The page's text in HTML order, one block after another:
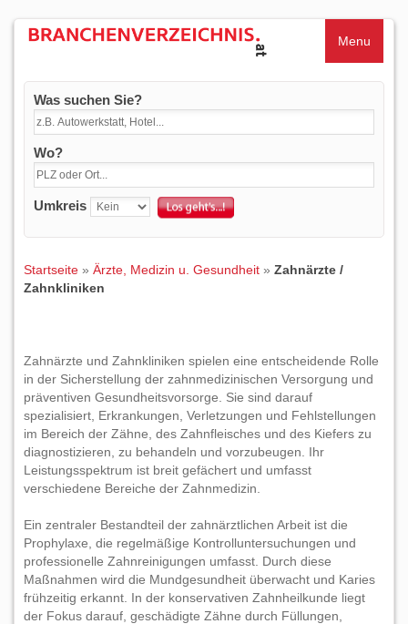
Menu
Was suchen Sie?
Wo?
Umkreis
Startseite » Ärzte, Medizin u. Gesundheit » Zahnärzte /
Zahnkliniken
Zahnärzte und Zahnkliniken spielen eine entscheidende Rolle
in der Sicherstellung der zahnmedizinischen Versorgung und
präventiven Gesundheitsvorsorge. Sie sind darauf
spezialisiert, Erkrankungen, Verletzungen und Fehlstellungen
im Bereich der Zähne, des Zahnfleisches und des Kiefers zu
diagnostizieren, zu behandeln und vorzubeugen. Ihr
Leistungsspektrum ist breit gefächert und umfasst
verschiedene Bereiche der Zahnmedizin.
Ein zentraler Bestandteil der zahnärztlichen Arbeit ist die
Prophylaxe, die regelmäßige Kontrolluntersuchungen und
professionelle Zahnreinigungen umfasst. Durch diese
Maßnahmen wird die Mundgesundheit überwacht und Karies
frühzeitig erkannt. In der konservativen Zahnheilkunde liegt
der Fokus darauf, geschädigte Zähne durch Füllungen,